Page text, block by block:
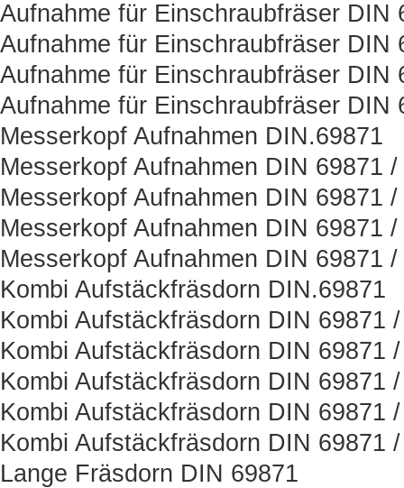
Aufnahme für Einschraubfräser DIN
Aufnahme für Einschraubfräser DIN
Aufnahme für Einschraubfräser DIN
Aufnahme für Einschraubfräser DIN
Messerkopf Aufnahmen DIN.69871
Messerkopf Aufnahmen DIN 69871
Messerkopf Aufnahmen DIN 69871
Messerkopf Aufnahmen DIN 69871
Messerkopf Aufnahmen DIN 69871
Kombi Aufstäckfräsdorn DIN.69871
Kombi Aufstäckfräsdorn DIN 69871
Kombi Aufstäckfräsdorn DIN 69871
Kombi Aufstäckfräsdorn DIN 69871
Kombi Aufstäckfräsdorn DIN 69871
Kombi Aufstäckfräsdorn DIN 69871
Lange Fräsdorn DIN 69871